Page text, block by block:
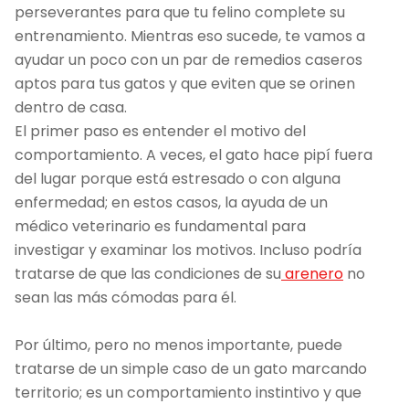
perseverantes para que tu felino complete su
entrenamiento. Mientras eso sucede, te vamos a
ayudar un poco con un par de remedios caseros
aptos para tus gatos y que eviten que se orinen
dentro de casa.
El primer paso es entender el motivo del
comportamiento. A veces, el gato hace pipí fuera
del lugar porque está estresado o con alguna
enfermedad; en estos casos, la ayuda de un
médico veterinario es fundamental para
investigar y examinar los motivos. Incluso podría
tratarse de que las condiciones de su arenero no
sean las más cómodas para él.
Por último, pero no menos importante, puede
tratarse de un simple caso de un gato marcando
territorio; es un comportamiento instintivo y que